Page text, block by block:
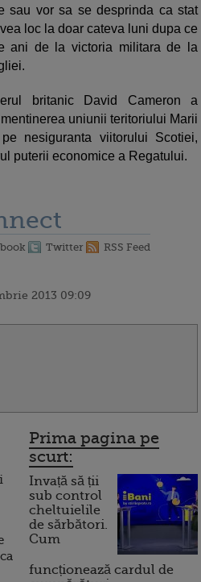
sau vor sa se desprinda ca stat
loc la doar cateva luni dupa ce
ani de la victoria militara de la
britanic David Cameron a
uniunii teritoriului Marii
nesiguranta viitorului Scotiei,
puterii economice a Regatului.
Twitter RSS Feed
2013 09:09
Prima pagina pe
scurt:
Invață să ții
sub control
cheltuielile
de sărbători.
Cum
funcționează cardul de